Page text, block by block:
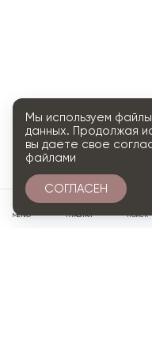
МЕНЮ ГЛАВНАЯ ПОИСК
Мы используем
данных. Продолжая
вы даете свое
файлами
СОГЛАСЕН